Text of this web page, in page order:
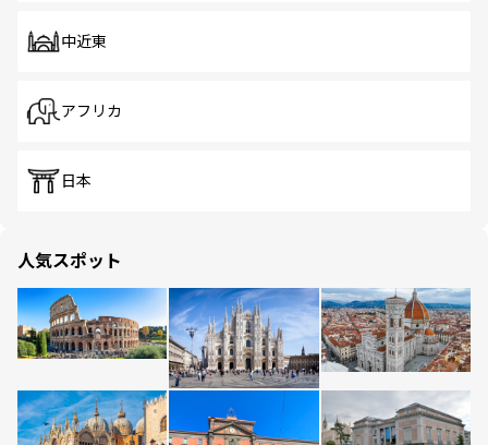
中近東
アフリカ
日本
人気スポット